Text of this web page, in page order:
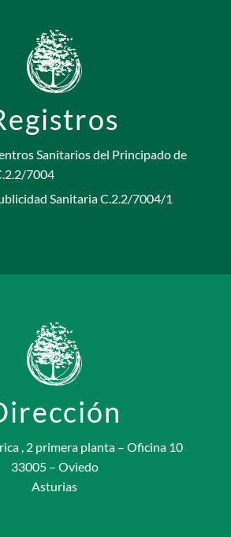
Sanitarios del Principado de
7004
Sanitaria C.2.2/7004/1
, 2 primera planta – Oficina 10
33005 – Oviedo
Asturias